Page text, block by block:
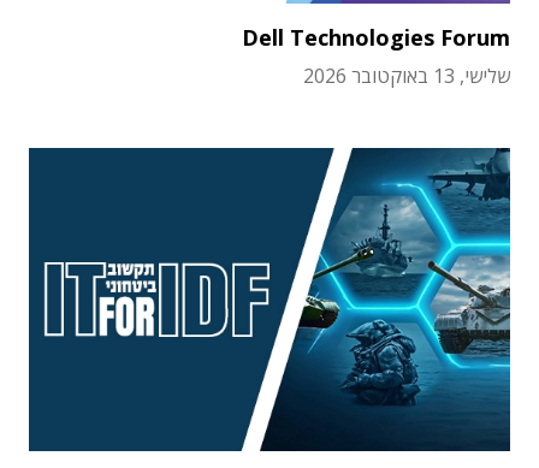
Dell Technologies Forum
שלישי, 13 באוקטובר 2026